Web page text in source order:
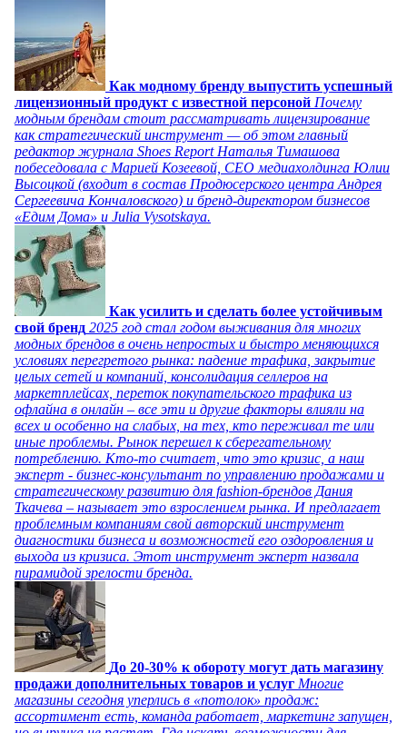
Как модному бренду выпустить успешный
лицензионный продукт с известной персоной Почему
модным брендам стоит рассматривать лицензирование
как стратегический инструмент — об этом главный
редактор журнала Shoes Report Наталья Тимашова
побеседовала с Марией Козеевой, СЕО медиахолдинга Юлии
Высоцкой (входит в состав Продюсерского центра Андрея
Сергеевича Кончаловского) и бренд-директором бизнесов
«Едим Дома» и Julia Vysotskaya.
Как усилить и сделать более устойчивым
свой бренд 2025 год стал годом выживания для многих
модных брендов в очень непростых и быстро меняющихся
условиях перегретого рынка: падение трафика, закрытие
целых сетей и компаний, консолидация селлеров на
маркетплейсах, переток покупательского трафика из
офлайна в онлайн – все эти и другие факторы влияли на
всех и особенно на слабых, на тех, кто переживал те или
иные проблемы. Рынок перешел к сберегательному
потреблению. Кто-то считает, что это кризис, а наш
эксперт - бизнес-консультант по управлению продажами и
стратегическому развитию для fashion-брендов Дания
Ткачева – называет это взрослением рынка. И предлагает
проблемным компаниям свой авторский инструмент
диагностики бизнеса и возможностей его оздоровления и
выхода из кризиса. Этот инструмент эксперт назвала
пирамидой зрелости бренда.
До 20-30% к обороту могут дать магазину
продажи дополнительных товаров и услуг Многие
магазины сегодня уперлись в «потолок» продаж:
ассортимент есть, команда работает, маркетинг запущен,